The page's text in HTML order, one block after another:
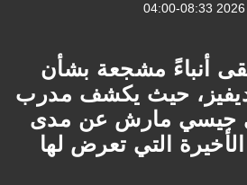
أنباءً مشجعة بشأن
ديفيز، حيث يكشف مدرب
جيسي مارش عن مدى
التي تعرض لها